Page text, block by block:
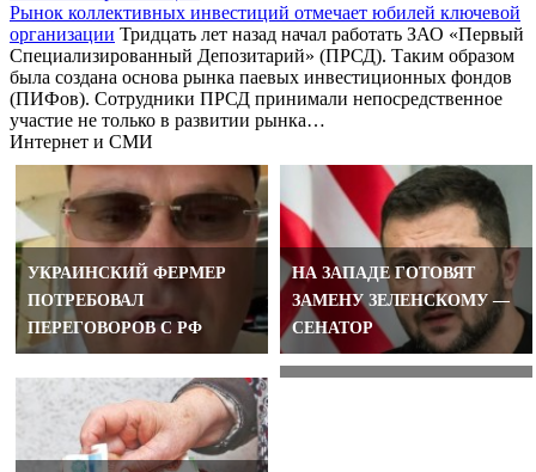
Рынок коллективных инвестиций отмечает юбилей ключевой
организации Тридцать лет назад начал работать ЗАО «Первый
Специализированный Депозитарий» (ПРСД). Таким образом
была создана основа рынка паевых инвестиционных фондов
(ПИФов). Сотрудники ПРСД принимали непосредственное
участие не только в развитии рынка…
Интернет и СМИ
УКРАИНСКИЙ ФЕРМЕР
ПОТРЕБОВАЛ
ПЕРЕГОВОРОВ С РФ
НА ЗАПАДЕ ГОТОВЯТ
ЗАМЕНУ ЗЕЛЕНСКОМУ —
СЕНАТОР
МЕДВЕДЕВ: РОCСИЯ
НАХОДИТСЯ В ТОЧКЕ
ЗАВЕРШЕНИЯ
СПЕЦОПЕРАЦИИ